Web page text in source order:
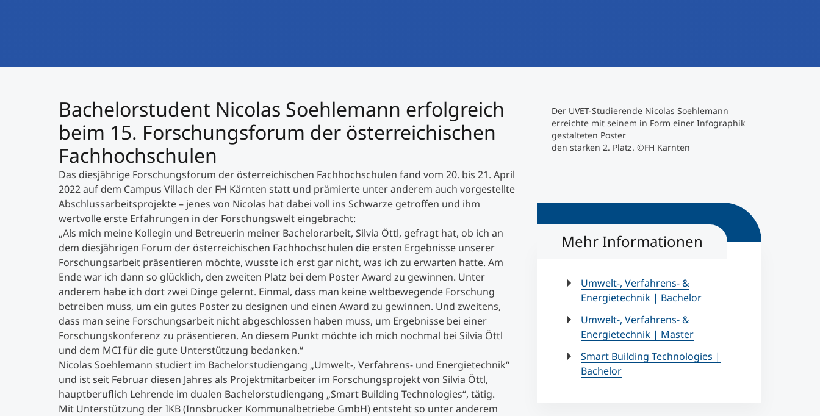
Study Finder Bachelor/Master
Masterclasses
Management-Seminare
Technische Weiterbildung
Maßgeschneiderte Programme
Studienberatung
Executive Education Finder
Bachelorstudent Nicolas Soehlemann erfolgreich
beim 15. Forschungsforum der österreichischen
Fachhochschulen
Das diesjährige Forschungsforum der österreichischen Fachhochschulen fand vom 20. bis 21. April
2022 auf dem Campus Villach der FH Kärnten statt und prämierte unter anderem auch vorgestellte
Abschlussarbeitsprojekte – jenes von Nicolas hat dabei voll ins Schwarze getroffen und ihm
wertvolle erste Erfahrungen in der Forschungswelt eingebracht:
„Als mich meine Kollegin und Betreuerin meiner Bachelorarbeit, Silvia Öttl, gefragt hat, ob ich an
dem diesjährigen Forum der österreichischen Fachhochschulen die ersten Ergebnisse unserer
Forschungsarbeit präsentieren möchte, wusste ich erst gar nicht, was ich zu erwarten hatte. Am
Ende war ich dann so glücklich, den zweiten Platz bei dem Poster Award zu gewinnen. Unter
anderem habe ich dort zwei Dinge gelernt. Einmal, dass man keine weltbewegende Forschung
betreiben muss, um ein gutes Poster zu designen und einen Award zu gewinnen. Und zweitens,
dass man seine Forschungsarbeit nicht abgeschlossen haben muss, um Ergebnisse bei einer
Forschungskonferenz zu präsentieren. An diesem Punkt möchte ich mich nochmal bei Silvia Öttl
und dem MCI für die gute Unterstützung bedanken.“
Nicolas Soehlemann studiert im Bachelorstudiengang „Umwelt-, Verfahrens- und Energietechnik“
und ist seit Februar diesen Jahres als Projektmitarbeiter im Forschungsprojekt von Silvia Öttl,
hauptberuflich Lehrende im dualen Bachelorstudiengang „Smart Building Technologies“, tätig.
Mit Unterstützung der IKB (Innsbrucker Kommunalbetriebe GmbH) entsteht so unter anderem
Der UVET-Studierende Nicolas Soehlemann
erreichte mit seinem in Form einer Infographik
gestalteten Poster
den starken 2. Platz. ©FH Kärnten
Mehr Informationen
Umwelt-, Verfahrens- &
Energietechnik | Bachelor
Umwelt-, Verfahrens- &
Energietechnik | Master
Smart Building Technologies |
Bachelor